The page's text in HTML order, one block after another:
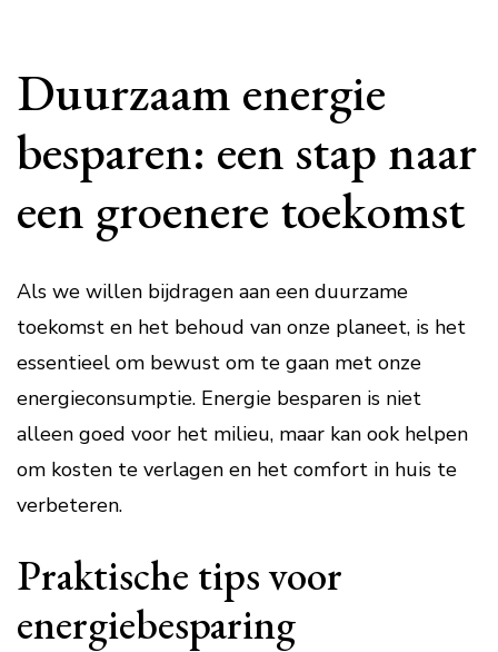
Duurzaam energie
besparen: een stap naar
een groenere toekomst
Als we willen bijdragen aan een duurzame
toekomst en het behoud van onze planeet, is het
essentieel om bewust om te gaan met onze
energieconsumptie. Energie besparen is niet
alleen goed voor het milieu, maar kan ook helpen
om kosten te verlagen en het comfort in huis te
verbeteren.
Praktische tips voor
energiebesparing